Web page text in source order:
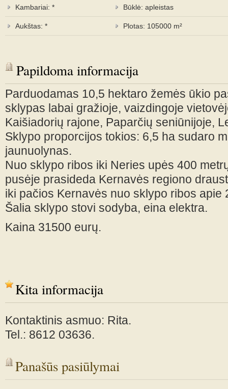
Kambariai: * Būklė: apleistas
Aukštas: * Plotas: 105000 m²
Papildoma informacija
Parduodamas 10,5 hektaro žemės ūkio
sklypas labai gražioje, vaizdingoje
Kaišiadorių rajone, Paparčių seniūnijoje,
Sklypo proporcijos tokios: 6,5 ha sudaro
jaunuolynas.
Nuo sklypo ribos iki Neries upės 400
pusėje prasideda Kernavės regiono
iki pačios Kernavės nuo sklypo ribos apie
Šalia sklypo stovi sodyba, eina elektra.
Kaina 31500 eurų.
Kita informacija
Kontaktinis asmuo: Rita.
Tel.: 8612 03636.
Panašūs pasiūlymai